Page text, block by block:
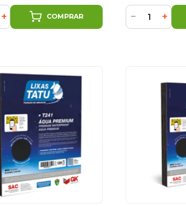
+ COMPRAR − +